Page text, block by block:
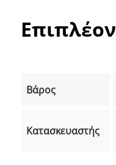
Βάρος
Κατασκευαστής